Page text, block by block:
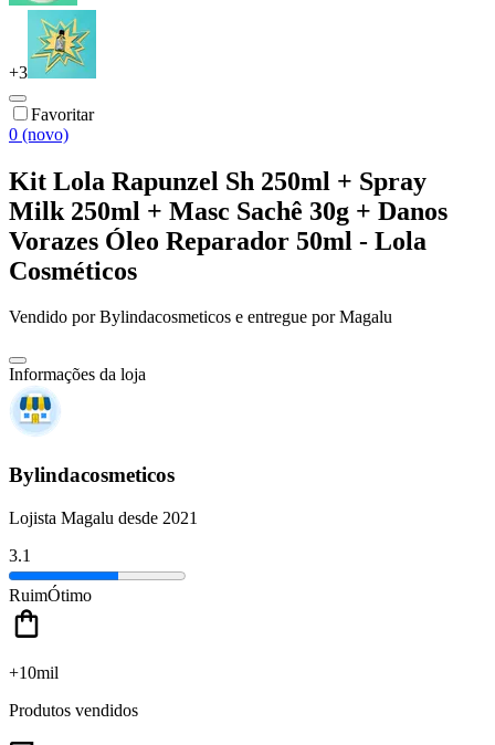
+3
Favoritar
0 (novo)
Kit Lola Rapunzel Sh 250ml + Spray
Milk 250ml + Masc Sachê 30g + Danos
Vorazes Óleo Reparador 50ml - Lola
Cosméticos
Vendido porBylindacosmeticos e entregue por Magalu
Informações da loja
Bylindacosmeticos
Lojista Magalu desde 2021
3.1
RuimÓtimo
+10mil
Produtos vendidos